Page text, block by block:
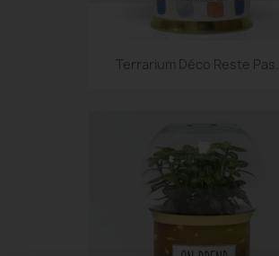
Terrarium Déco Reste Pas...